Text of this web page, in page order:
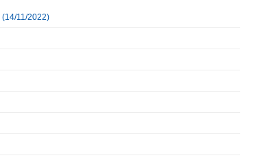
(14/11/2022)